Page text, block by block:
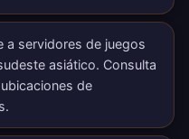
a servidores de juegos
asiático. Consulta
ubicaciones de
.